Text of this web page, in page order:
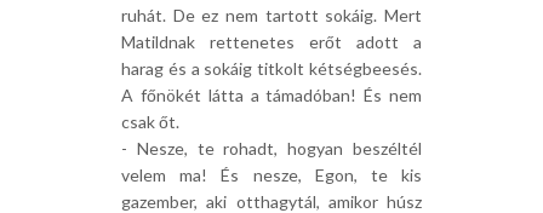
ruhát. De ez nem tartott sokáig. Mert
Matildnak rettenetes erőt adott a
harag és a sokáig titkolt kétségbeesés.
A főnökét látta a támadóban! És nem
csak őt.
- Nesze, te rohadt, hogyan beszéltél
velem ma! És nesze, Egon, te kis
gazember, aki otthagytál, amikor húsz